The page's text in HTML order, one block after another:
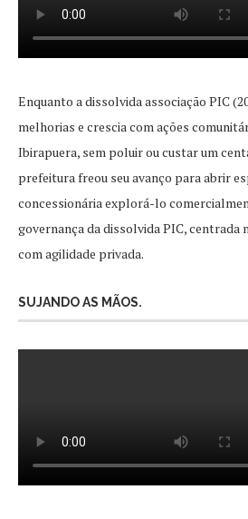
Enquanto a dissolvida associação PIC
melhorias e crescia com ações
Ibirapuera, sem poluir ou custar um
prefeitura freou seu avanço para abrir
concessionária explorá-lo
governança da dissolvida PIC, centrada
com agilidade privada.
SUJANDO AS MÃOS.